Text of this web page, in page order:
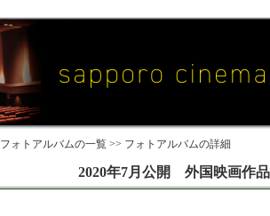
フォトアルバムの一覧 >> フォトアルバムの詳細
2020年7月公開 外国映画作品